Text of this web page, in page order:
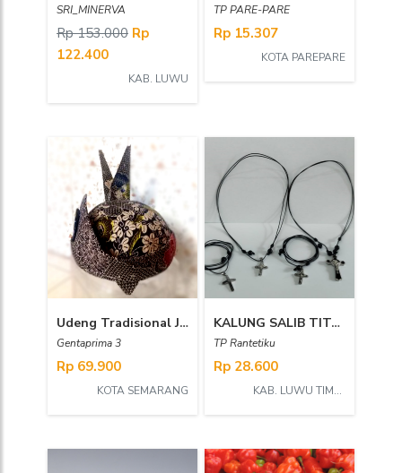
SRI_MINERVA
Rp 153.000 Rp
122.400
KAB. LUWU
TP PARE-PARE
Rp 15.307
KOTA PAREPARE
Udeng Tradisional Jawa Timu _ cu prima
Gentaprima 3
Rp 69.900
KOTA SEMARANG
KALUNG SALIB TITANIUM
TP Rantetiku
Rp 28.600
KAB. LUWU TIMUR